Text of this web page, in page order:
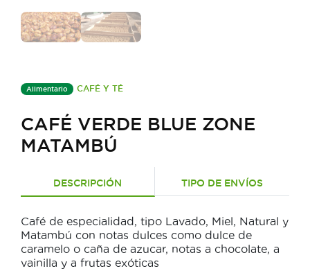
Alimentario CAFÉ Y TÉ
CAFÉ VERDE BLUE ZONE
MATAMBÚ
DESCRIPCIÓN TIPO DE ENVÍOS
Café de especialidad, tipo Lavado, Miel, Natural y
Matambú con notas dulces como dulce de
caramelo o caña de azucar, notas a chocolate, a
vainilla y a frutas exóticas